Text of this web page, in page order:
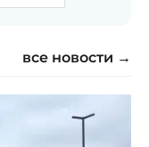
все новости →